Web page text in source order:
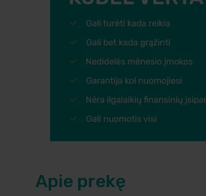
Apie prekę